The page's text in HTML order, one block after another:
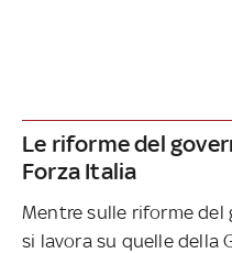
Le riforme del
Forza Italia
Mentre sulle riforme del
si lavora su quelle della